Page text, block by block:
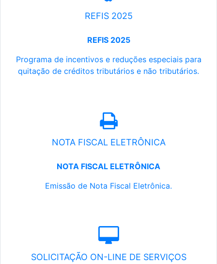
REFIS 2025
REFIS 2025
Programa de incentivos e reduções especiais para
quitação de créditos tributários e não tributários.
NOTA FISCAL ELETRÔNICA
NOTA FISCAL ELETRÔNICA
Emissão de Nota Fiscal Eletrônica.
SOLICITAÇÃO ON-LINE DE SERVIÇOS